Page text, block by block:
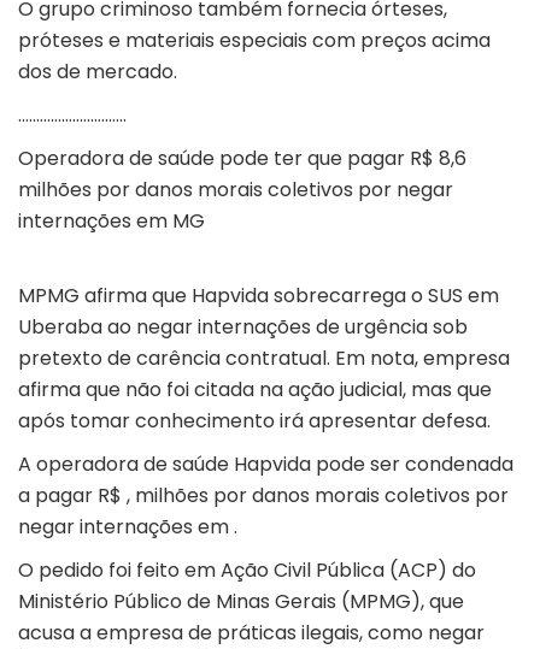
O grupo criminoso também fornecia órteses,
próteses e materiais especiais com preços acima
dos de mercado.
…………………………
Operadora de saúde pode ter que pagar R$ 8,6
milhões por danos morais coletivos por negar
internações em MG
MPMG afirma que Hapvida sobrecarrega o SUS em
Uberaba ao negar internações de urgência sob
pretexto de carência contratual. Em nota, empresa
afirma que não foi citada na ação judicial, mas que
após tomar conhecimento irá apresentar defesa.
A operadora de saúde Hapvida pode ser condenada
a pagar R$ , milhões por danos morais coletivos por
negar internações em .
O pedido foi feito em Ação Civil Pública (ACP) do
Ministério Público de Minas Gerais (MPMG), que
acusa a empresa de práticas ilegais, como negar